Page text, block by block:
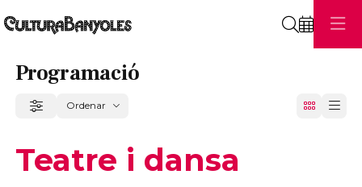
Programació
FiltrarOrdenar
Teatre i dansa